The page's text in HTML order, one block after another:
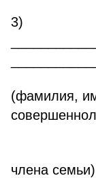
3)
(фамилия,
члена семьи)